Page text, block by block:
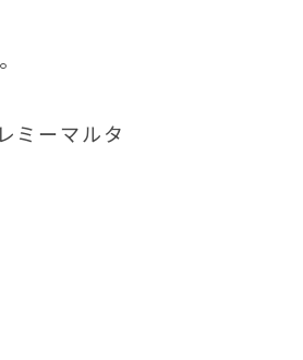
ミーマルタ